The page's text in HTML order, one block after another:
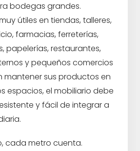
bodegas grandes.
útiles en tiendas, talleres,
farmacias, ferreterías,
papelerías, restaurantes,
y pequeños comercios
mantener sus productos en
espacios, el mobiliario debe
y fácil de integrar a
cada metro cuenta.